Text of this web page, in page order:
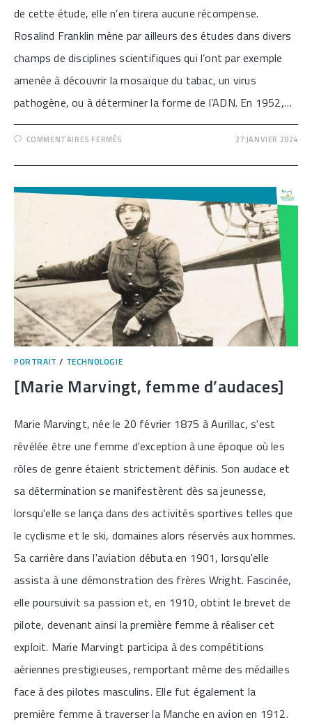
de cette étude, elle n’en tirera aucune récompense.
Rosalind Franklin mène par ailleurs des études dans divers
champs de disciplines scientifiques qui l’ont par exemple
amenée à découvrir la mosaïque du tabac, un virus
pathogène, ou à déterminer la forme de l’ADN. En 1952,…
COMMENTAIRES FERMÉS
UNE
POUSSÉE
DANS
L’OMBRE]
27 JANVIER 2024
PORTRAIT / TECHNOLOGIE
[Marie Marvingt, femme d’audaces]
Marie Marvingt, née le 20 février 1875 à Aurillac, s'est
révélée être une femme d'exception à une époque où les
rôles de genre étaient strictement définis. Son audace et
sa détermination se manifestèrent dès sa jeunesse,
lorsqu'elle se lança dans des activités sportives telles que
le cyclisme et le ski, domaines alors réservés aux hommes.
Sa carrière dans l'aviation débuta en 1901, lorsqu'elle
assista à une démonstration des frères Wright. Fascinée,
elle poursuivit sa passion et, en 1910, obtint le brevet de
pilote, devenant ainsi la première femme à réaliser cet
exploit. Marie Marvingt participa à des compétitions
aériennes prestigieuses, remportant même des médailles
face à des pilotes masculins. Elle fut également la
première femme à traverser la Manche en avion en 1912.